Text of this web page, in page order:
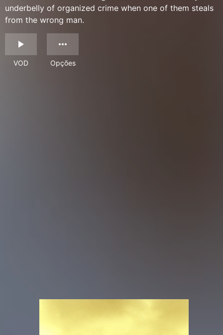
underbelly of organized crime when one of them steals
from the wrong man.
VOD Opções